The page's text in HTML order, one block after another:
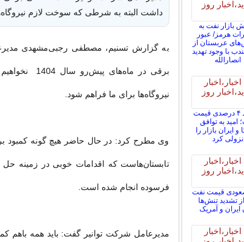
داشت البته به شرطی که سوخت لازم
به گزارش تسنیم، مصطفی رجبی‌مشهدی
برقی در
نیروگاه‌ها برای ما فراهم شود.
وی مطرح کرد: در حال حاضر هیچ گونه کمبود
تابستان‌هاست که اقدامات خوبی در زمینه‌ حل
فرسوده انجام شده است.
مدیرعامل شرکت توانیر گفت: باید همه باهم
بازار نفت به
هرمز/ عبور
عربستان از
با وجود تهدید
انصارالله
سقوط ۴ درصدی قیمت
امید به توافق
و ایران بازار را
نزولی کرد
قیمت نفت
تشدید تنش‌ها
ایران و آمریک